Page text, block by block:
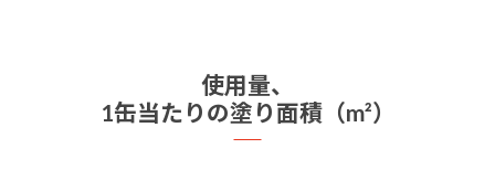
使用量、
1缶当たりの塗り面積（m²）